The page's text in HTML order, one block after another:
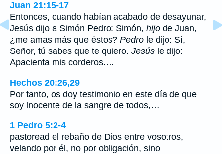
Juan 21:15-17
Entonces, cuando habían acabado de desayunar,
Jesús dijo a Simón Pedro: Simón, hijo de Juan,
¿me amas más que éstos? Pedro le dijo: Sí,
Señor, tú sabes que te quiero. Jesús le dijo:
Apacienta mis corderos.…
Hechos 20:26,29
Por tanto, os doy testimonio en este día de que
soy inocente de la sangre de todos,…
1 Pedro 5:2-4
pastoread el rebaño de Dios entre vosotros,
velando por él, no por obligación, sino